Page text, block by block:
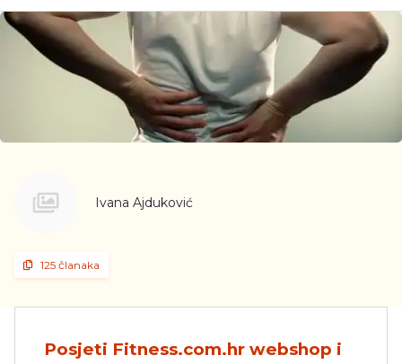
Ivana Ajduković
125 članaka
Posjeti Fitness.com.hr webshop i